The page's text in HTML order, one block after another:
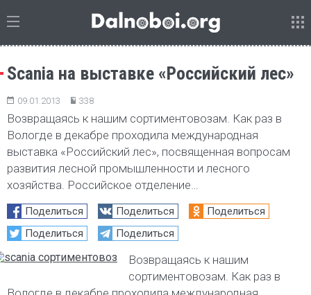
Scania на выставке «Российский лес»
09.01.2013 338
Возвращаясь к нашим сортиментовозам. Как раз в
Вологде в декабре проходила международная
выставка «Российский лес», посвященная вопросам
развития лесной промышленности и лесного
хозяйства. Российское отделение…
Поделиться Поделиться
Поделиться
Поделиться
Поделиться
Возвращаясь к нашим
сортиментовозам. Как раз в